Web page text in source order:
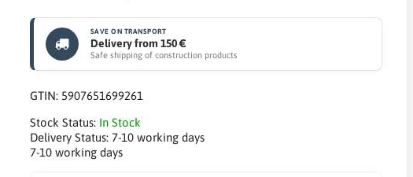
SAVE ON TRANSPORT
Delivery from 150 €
Safe shipping of construction products
GTIN: 5907651699261
Stock Status: In Stock
Delivery Status: 7-10 working days
7-10 working days